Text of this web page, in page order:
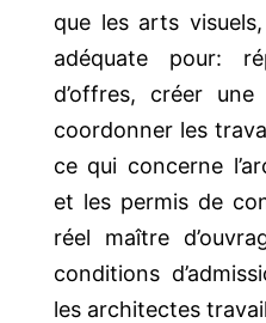
que les arts
adéquate pour:
d’offres, créer
coordonner les
ce qui concerne
et les permis de
réel maître
conditions
les architectes